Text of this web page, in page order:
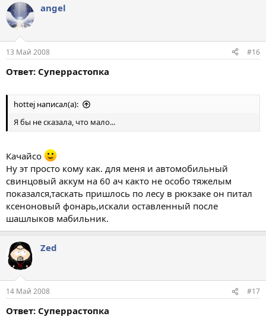
angel
13 Май 2008 #16
Ответ: Суперрастопка
hottej написал(а):
Я бы не сказала, что мало...
Качайсо
Ну эт просто кому как. для меня и автомобильный
свинцовый аккум на 60 ач както не особо тяжелым
показался,таскать пришлось по лесу в рюкзаке он питал
ксеноновый фонарь,искали оставленный после
шашлыков мабильник.
Zed
14 Май 2008 #17
Ответ: Суперрастопка